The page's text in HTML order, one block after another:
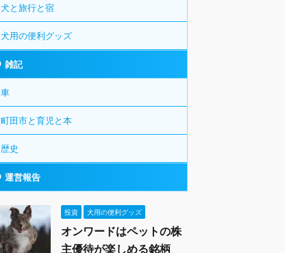
犬と旅行と宿
犬用の便利グッズ
雑記
車
町田市と育児と本
歴史
運営報告
投資 犬用の便利グッズ
オンワードはペットの株
主優待が楽しめる銘柄